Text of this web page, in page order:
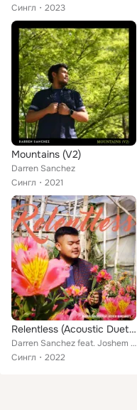
Сингл
2023
Mountains (V2)
Darren Sanchez
Сингл
2021
Relentless (Acoustic Duet Version)
Darren Sanchez feat. Joshem Mangangey
Сингл
2022